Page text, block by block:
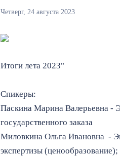
Четверг, 24 августа 2023
Итоги лета 2023"
Спикеры:
Паскина Марина Валерьевна -
государственного заказа
Миловкина Ольга Ивановна -
экспертизы